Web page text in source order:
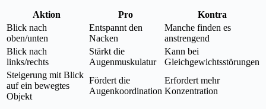
Aktion Pro
Kontra
Blick nach
oben/unten
Entspannt den
Nacken
Manche finden es
anstrengend
Blick nach
links/rechts
Stärkt die
Augenmuskulatur
Kann bei
Gleichgewichtsstörungen
Steigerung mit Blick
auf ein bewegtes
Objekt
Fördert die
Augenkoordination
Erfordert mehr
Konzentration